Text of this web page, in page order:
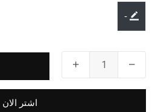
-
اشتر الان